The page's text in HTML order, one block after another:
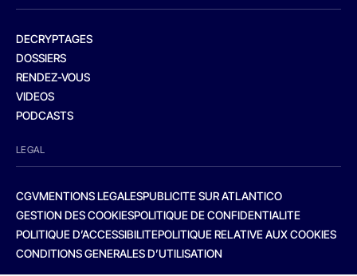
DECRYPTAGES
DOSSIERS
RENDEZ-VOUS
VIDEOS
PODCASTS
LEGAL
CGVMENTIONS LEGALESPUBLICITE SUR ATLANTICO
GESTION DES COOKIESPOLITIQUE DE CONFIDENTIALITE
POLITIQUE D’ACCESSIBILITEPOLITIQUE RELATIVE AUX COOKIES
CONDITIONS GENERALES D’UTILISATION